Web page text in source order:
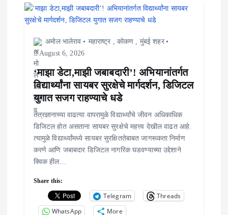
a
अमोल भालेराव महाराष्ट्र , कोकण , मुंबई शहर
August 6, 2026
‘माझा डेटा,माझी जबाबदारी’! अभियानांतर्गत
विद्यार्थ्यांना सायबर सुरक्षेचे मार्गदर्शन, डिजिटल
युगात सजग राहण्याचे धडे
तंत्रज्ञानाच्या वाढत्या वापरामुळे विद्यार्थ्यांचे जीवन अधिकाधिक
डिजिटल होत असताना सायबर सुरक्षेचे महत्त्व देखील वाढत आहे.
त्यामुळे विद्यार्थ्यांमध्ये सायबर सुरक्षिततेबाबत जागरूकता निर्माण
करणे आणि जबाबदार डिजिटल नागरिक घडवण्याच्या उद्देशाने
क्विक हील…
Share this:
Telegram
Threads
WhatsApp
More